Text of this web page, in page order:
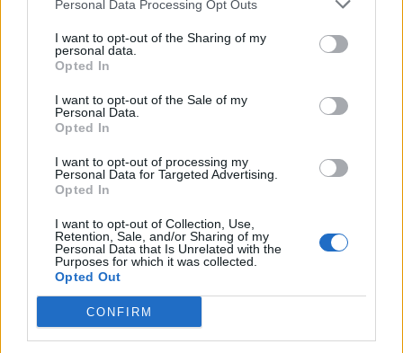
Personal Data Processing Opt Outs
I want to opt-out of the Sharing of my
personal data.
Opted In
I want to opt-out of the Sale of my
Personal Data.
Opted In
I want to opt-out of processing my
Personal Data for Targeted Advertising.
Opted In
I want to opt-out of Collection, Use,
Retention, Sale, and/or Sharing of my
Personal Data that Is Unrelated with the
Purposes for which it was collected.
Opted Out
CONFIRM
ΟΡΟΙ ΧΡΗΣΗΣ
ΠΡΟΣΤΑΣΙΑ ΠΡΟΣΩΠΙΚΩΝ ΔΕΔΟΜΕΝΩΝ
Κατηγορίες
DESIGN & INSPIRATION
SMART HOME & DEVICES
OUTDOOR SPACES
ΑΝΑΚΑΙΝΙΣΗ
DIY & GUIDES
Instagram
Facebook
Κάντε την εγγραφή σας